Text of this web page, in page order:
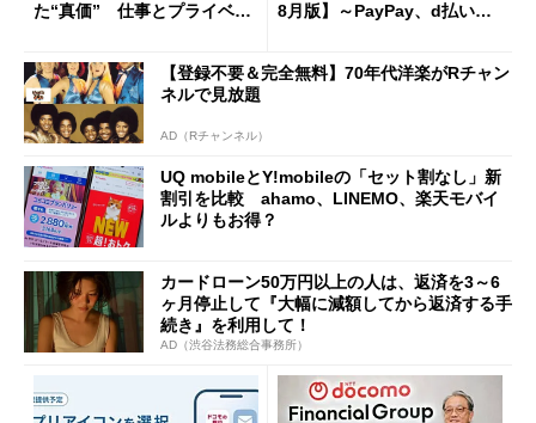
た“真価” 仕事とプライベー
8月版】～PayPay、d払い、a
【登録不要＆完全無料】70年代洋楽がRチャン
ネルで見放題
AD（Rチャンネル）
UQ mobileとY!mobileの「セット割なし」新
割引を比較 ahamo、LINEMO、楽天モバイ
ルよりもお得？
カードローン50万円以上の人は、返済を3～6
ヶ月停止して『大幅に減額してから返済する手
続き』を利用して！
AD（渋谷法務総合事務所）